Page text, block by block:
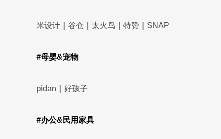
米设计 谷仓 太火鸟 特赞 SNAP
#母婴&宠物
pidan 好孩子
#办公&民用家具